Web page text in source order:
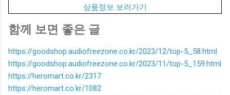
상품정보 보러가기
함께 보면 좋은 글
https://goodshop.audiofreezone.co.kr/2023/12/top-5_58.html
https://goodshop.audiofreezone.co.kr/2023/11/top-5_159.html
https://heromart.co.kr/2317
https://heromart.co.kr/1082